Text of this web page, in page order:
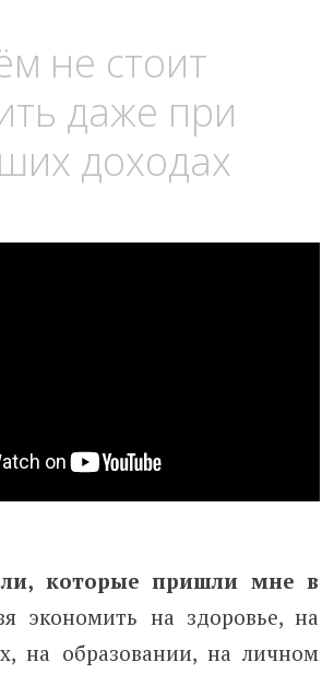
не стоит
даже при
доходах
которые пришли мне в
экономить на здоровье, на
на образовании, на личном